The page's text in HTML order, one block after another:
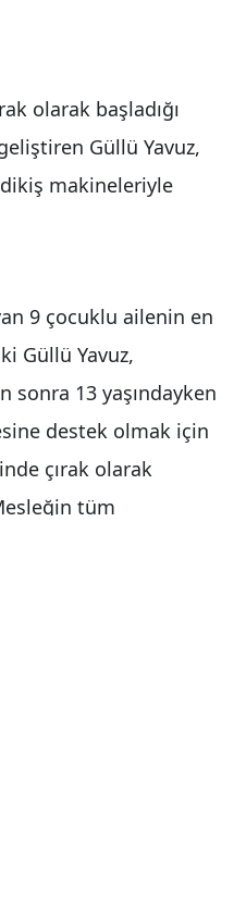
olarak başladığı
Güllü Yavuz,
dikiş makineleriyle
9 çocuklu ailenin en
Güllü Yavuz,
13 yaşındayken
destek olmak için
çırak olarak
tüm